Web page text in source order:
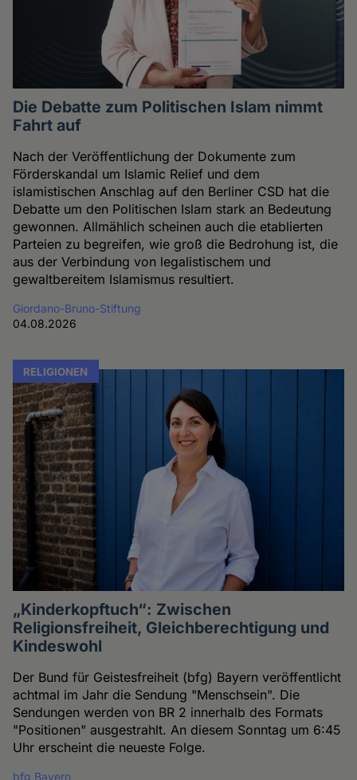
Die Debatte zum Politischen Islam nimmt
Fahrt auf
Nach der Veröffentlichung der Dokumente zum
Förderskandal um Islamic Relief und dem
islamistischen Anschlag auf den Berliner CSD hat die
Debatte um den Politischen Islam stark an Bedeutung
gewonnen. Allmählich scheinen auch die etablierten
Parteien zu begreifen, wie groß die Bedrohung ist, die
aus der Verbindung von legalistischem und
gewaltbereitem Islamismus resultiert.
Giordano-Bruno-Stiftung
04.08.2026
RELIGIONEN
„Kinderkopftuch“: Zwischen
Religionsfreiheit, Gleichberechtigung und
Kindeswohl
Der Bund für Geistesfreiheit (bfg) Bayern veröffentlicht
achtmal im Jahr die Sendung "Menschsein". Die
Sendungen werden von BR 2 innerhalb des Formats
"Positionen" ausgestrahlt. An diesem Sonntag um 6:45
Uhr erscheint die neueste Folge.
bfg Bayern